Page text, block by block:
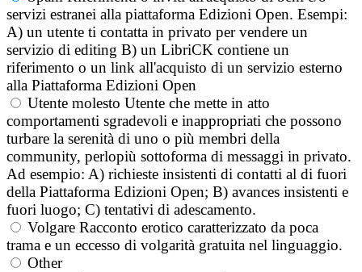
servizi estranei alla piattaforma Edizioni Open. Esempi:
A) un utente ti contatta in privato per vendere un
servizio di editing B) un LibriCK contiene un
riferimento o un link all'acquisto di un servizio esterno
alla Piattaforma Edizioni Open
Utente molesto Utente che mette in atto
comportamenti sgradevoli e inappropriati che possono
turbare la serenità di uno o più membri della
community, perlopiù sottoforma di messaggi in privato.
Ad esempio: A) richieste insistenti di contatti al di fuori
della Piattaforma Edizioni Open; B) avances insistenti e
fuori luogo; C) tentativi di adescamento.
Volgare Racconto erotico caratterizzato da poca
trama e un eccesso di volgarità gratuita nel linguaggio.
Other